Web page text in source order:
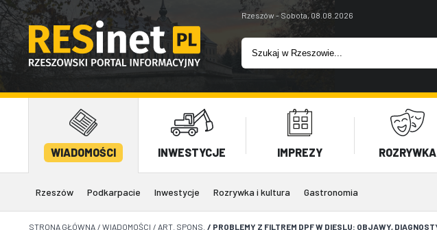
Rzeszów - Sobota, 08.08.2026
WIADOMOŚCI INWESTYCJE IMPREZY ROZRYWKA
Rzeszów Podkarpacie Inwestycje Rozrywka i kultura Gastronomia
STRONA GŁÓWNA / WIADOMOŚCI / ART. SPONS. / PROBLEMY Z FILTREM DPF W DIESLU: OBJAWY,